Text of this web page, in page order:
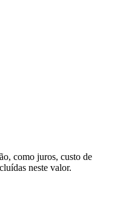
como juros, custo de
neste valor.